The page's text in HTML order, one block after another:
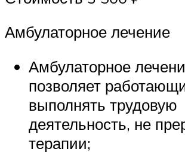
Амбулаторное лечение
Амбулаторное
позволяет
выполнять трудовую
деятельность, не
терапии;